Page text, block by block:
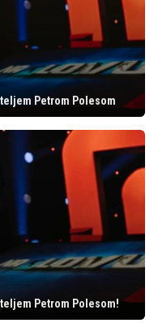
Petrom Polesom
Petrom Polesom!